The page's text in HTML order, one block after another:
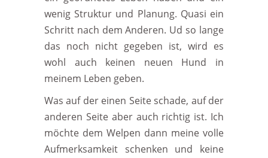
wenig Struktur und Planung. Quasi ein
Schritt nach dem Anderen. Ud so lange
das noch nicht gegeben ist, wird es
wohl auch keinen neuen Hund in
meinem Leben geben.
Was auf der einen Seite schade, auf der
anderen Seite aber auch richtig ist. Ich
möchte dem Welpen dann meine volle
Aufmerksamkeit schenken und keine